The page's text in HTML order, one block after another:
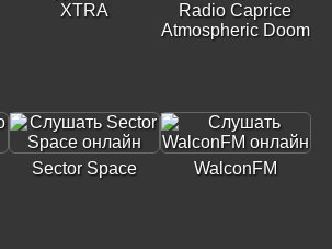
XTRA
Radio Caprice
Atmospheric Doom
Sector Space WalconFM